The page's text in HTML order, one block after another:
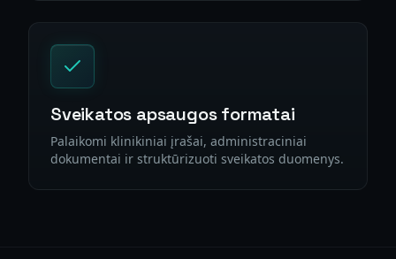
Sveikatos apsaugos formatai
Palaikomi klinikiniai įrašai, administraciniai
dokumentai ir struktūrizuoti sveikatos duomenys.